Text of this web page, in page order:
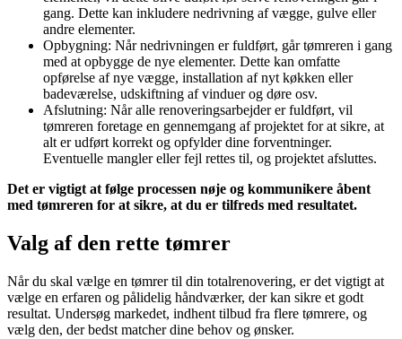
gang. Dette kan inkludere nedrivning af vægge, gulve eller
andre elementer.
Opbygning: Når nedrivningen er fuldført, går tømreren i gang
med at opbygge de nye elementer. Dette kan omfatte
opførelse af nye vægge, installation af nyt køkken eller
badeværelse, udskiftning af vinduer og døre osv.
Afslutning: Når alle renoveringsarbejder er fuldført, vil
tømreren foretage en gennemgang af projektet for at sikre, at
alt er udført korrekt og opfylder dine forventninger.
Eventuelle mangler eller fejl rettes til, og projektet afsluttes.
Det er vigtigt at følge processen nøje og kommunikere åbent
med tømreren for at sikre, at du er tilfreds med resultatet.
Valg af den rette tømrer
Når du skal vælge en tømrer til din totalrenovering, er det vigtigt at
vælge en erfaren og pålidelig håndværker, der kan sikre et godt
resultat. Undersøg markedet, indhent tilbud fra flere tømrere, og
vælg den, der bedst matcher dine behov og ønsker.